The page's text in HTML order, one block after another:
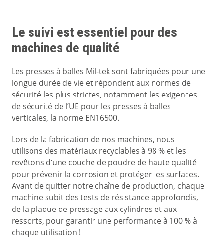
Le suivi est essentiel pour des
machines de qualité
Les presses à balles Mil-teksont fabriquées pour une
longue durée de vie et répondent aux normes de
sécurité les plus strictes, notamment les exigences
de sécurité de l’UE pour les presses à balles
verticales, la norme EN16500.
Lors de la fabrication de nos machines, nous
utilisons des matériaux recyclables à 98 % et les
revêtons d’une couche de poudre de haute qualité
pour prévenir la corrosion et protéger les surfaces.
Avant de quitter notre chaîne de production, chaque
machine subit des tests de résistance approfondis,
de la plaque de pressage aux cylindres et aux
ressorts, pour garantir une performance à 100 % à
chaque utilisation !